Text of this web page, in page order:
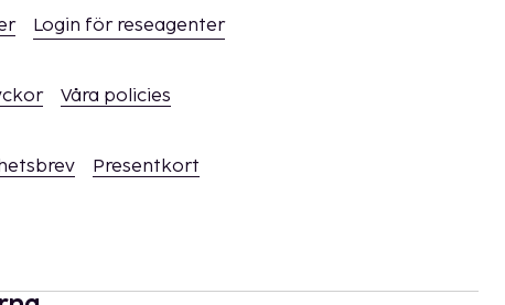
Login för reseagenter
Våra policies
Presentkort